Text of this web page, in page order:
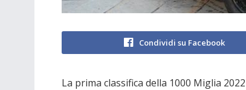
Condividi su Facebook
La prima classifica della 1000 Miglia